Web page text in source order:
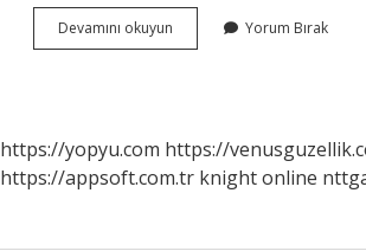
Devamını okuyun
Kolesterolü
Yorum Bırak
https://yopyu.com https://
https://appsoft.com.tr knight online